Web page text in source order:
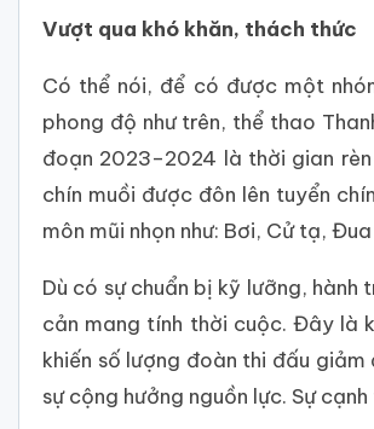
Vượt qua khó khăn, thách thức
Có thể nói, để có được một
phong độ như trên, thể thao
đoạn 2023–2024 là thời gian
chín muồi được đôn lên tuyển
môn mũi nhọn như: Bơi, Cử tạ,
Dù có sự chuẩn bị kỹ lưỡng,
cản mang tính thời cuộc. Đây là
khiến số lượng đoàn thi đấu
sự cộng hưởng nguồn lực. Sự